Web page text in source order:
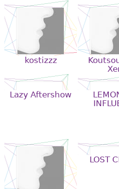
kostizzz
Lazy Aftershow
LOST